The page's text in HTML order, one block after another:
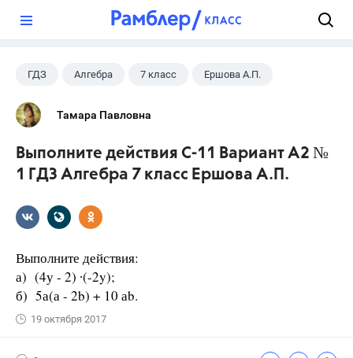
ГДЗ Алгебра 7 класс Ершова А.П.
Тамара Павловна
Выполните действия С-11 Вариант А2 №
1 ГДЗ Алгебра 7 класс Ершова А.П.
Выполните действия:
а) (4у - 2) ∙(-2y);
б) 5а(а - 2b) + 10 аb.
19 октября 2017